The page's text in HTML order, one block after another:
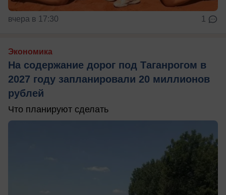
вчера в 17:30 1
Экономика
На содержание дорог под Таганрогом в
2027 году запланировали 20 миллионов
рублей
Что планируют сделать